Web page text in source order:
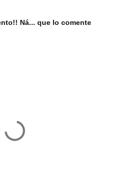
Ná... que lo comente